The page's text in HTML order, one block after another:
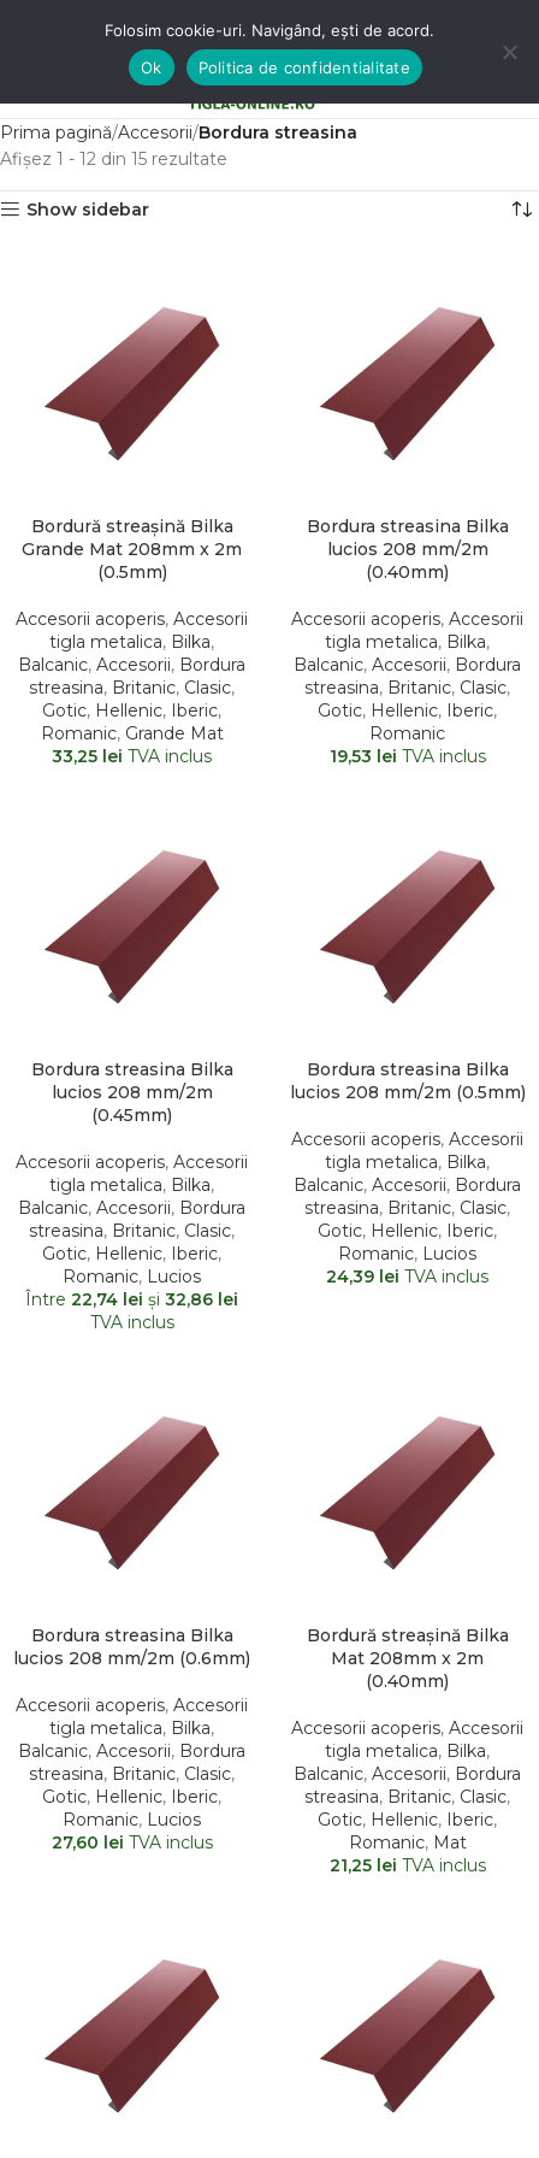
Prima pagină Accesorii Bordura streasina
Afișez 1 - 12 din 15 rezultate
Show sidebar
Bordură streașină Bilka
Grande Mat 208mm x 2m
(0.5mm)
Accesorii acoperis, Accesorii
tigla metalica, Bilka,
Balcanic, Accesorii, Bordura
streasina, Britanic, Clasic,
Gotic, Hellenic, Iberic,
Romanic, Grande Mat
33,25 lei TVA inclus
Bordura streasina Bilka
lucios 208 mm/2m
(0.40mm)
Accesorii acoperis, Accesorii
tigla metalica, Bilka,
Balcanic, Accesorii, Bordura
streasina, Britanic, Clasic,
Gotic, Hellenic, Iberic,
Romanic
19,53 lei TVA inclus
Bordura streasina Bilka
lucios 208 mm/2m
(0.45mm)
Accesorii acoperis, Accesorii
tigla metalica, Bilka,
Balcanic, Accesorii, Bordura
streasina, Britanic, Clasic,
Gotic, Hellenic, Iberic,
Romanic, Lucios
Între 22,74 lei şi 32,86 lei
TVA inclus
Bordura streasina Bilka
lucios 208 mm/2m (0.5mm)
Accesorii acoperis, Accesorii
tigla metalica, Bilka,
Balcanic, Accesorii, Bordura
streasina, Britanic, Clasic,
Gotic, Hellenic, Iberic,
Romanic, Lucios
24,39 lei TVA inclus
Bordura streasina Bilka
lucios 208 mm/2m (0.6mm)
Accesorii acoperis, Accesorii
tigla metalica, Bilka,
Balcanic, Accesorii, Bordura
streasina, Britanic, Clasic,
Gotic, Hellenic, Iberic,
Romanic, Lucios
27,60 lei TVA inclus
Bordură streașină Bilka
Mat 208mm x 2m
(0.40mm)
Accesorii acoperis, Accesorii
tigla metalica, Bilka,
Balcanic, Accesorii, Bordura
streasina, Britanic, Clasic,
Gotic, Hellenic, Iberic,
Romanic, Mat
21,25 lei TVA inclus
Folosim cookie-uri. Navigând, ești de acord.
Ok
Politica de confidentialitate